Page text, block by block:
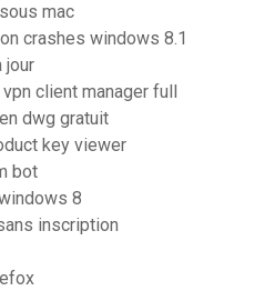
mac
crashes windows 8.1
jour
client manager full
dwg gratuit
key viewer
bot
8
inscription